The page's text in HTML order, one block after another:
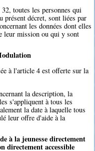
toutes les personnes qui
présent décret, sont liées par
les données dont elles
leur mission ou qui y sont
à l'article 4 est offerte sur la
la description, la
s'appliquent à tous les
la date à laquelle tous
leur offre d'aide à la
à la jeunesse directement
directement accessible